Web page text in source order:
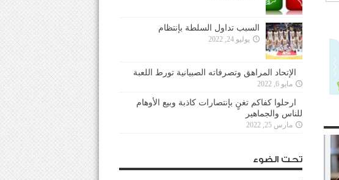
السبب تداول السلطة بإنتظام
يوليو 24, 2022
الإتحاد المراهق وتصرفاته الصبيانية تورط اللعبة
مايو 6, 2022
ارحلوا كفاكم تغنٍ بإنتصارات كاذبة وبيع الأوهام
للناس والجماهير
مارس 25, 2022
تحت الضوء